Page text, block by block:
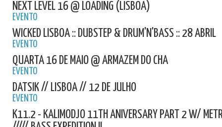
NEXT LEVEL 16 @ LOADING (LISBOA)
EVENTO
WICKED LISBOA :: DUBSTEP & DRUM'N'BASS :: 28 ABRIL
EVENTO
QUARTA 16 DE MAIO @ ARMAZEM DO CHA
EVENTO
DATSIK // LISBOA // 12 DE JULHO
EVENTO
K11.2 - KALIMODJO 11TH ANIVERSARY PART 2 W/